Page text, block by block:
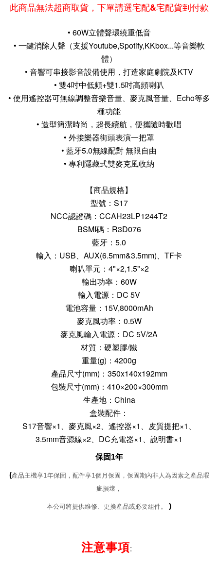
此商品無法超商取貨，下單請選宅配&宅配貨到付款
• 60W立體聲環繞重低音
• 一鍵消除人聲（支援Youtube,Spotify,KKbox...等音樂軟
體）
• 音響可串接影音設備使用，打造家庭劇院及KTV
• 雙4吋中低頻+雙1.5吋高頻喇叭
• 使用遙控器可無線調整音樂音量、麥克風音量、Echo等多
種功能
• 造型簡潔時尚，超長續航，便攜隨時歡唱
• 外接樂器街頭表演一把罩
• 藍牙5.0無線配對 無限自由
• 專利隱藏式雙麥克風收納
【商品規格】
型號：S17
NCC認證碼：CCAH23LP1244T2
BSMI碼：R3D076
藍牙：5.0
輸入：USB、AUX(6.5mm&3.5mm)、TF卡
喇叭單元：4"×2,1.5"×2
輸出功率：60W
輸入電源：DC 5V
電池容量：15V,8000mAh
麥克風功率：0.5W
麥克風輸入電源：DC 5V/2A
材質：硬塑膠/鐵
重量(g)：4200g
產品尺寸(mm)：350x140x192mm
包裝尺寸(mm)：410×200×300mm
生產地：China
盒裝配件：
S17音響×1、麥克風×2、遙控器×1、皮質提把×1、
3.5mm音源線×2、DC充電器×1、說明書×1
保固1年
(產品主機享1年保固，配件享1個月保固，保固期內非人為因素之產品瑕
疵損壞，
本公司將提供維修、更換產品或必要組件。 )
注意事項: